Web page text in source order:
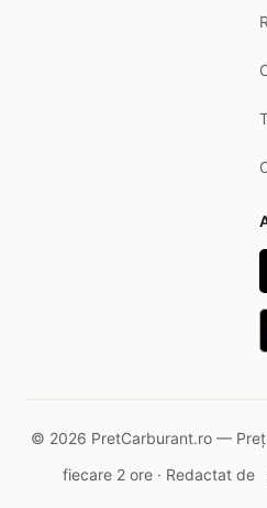
© 2026 PretCarburant.ro —
fiecare 2 ore · Redactat de